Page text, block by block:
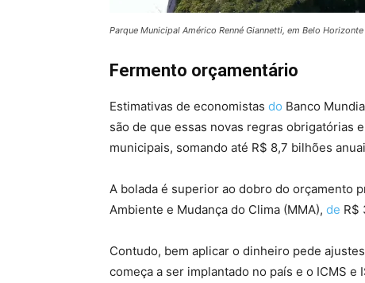
Parque Municipal Américo Renné Giannetti, em Belo
Fermento orçamentário
Estimativas de economistas do Banco
são de que essas novas regras obrigatórias
municipais, somando até R$ 8,7 bilhões
A bolada é superior ao dobro do orçamento
Ambiente e Mudança do Clima (MMA), de R$
Contudo, bem aplicar o dinheiro pede
começa a ser implantado no país e o ICMS